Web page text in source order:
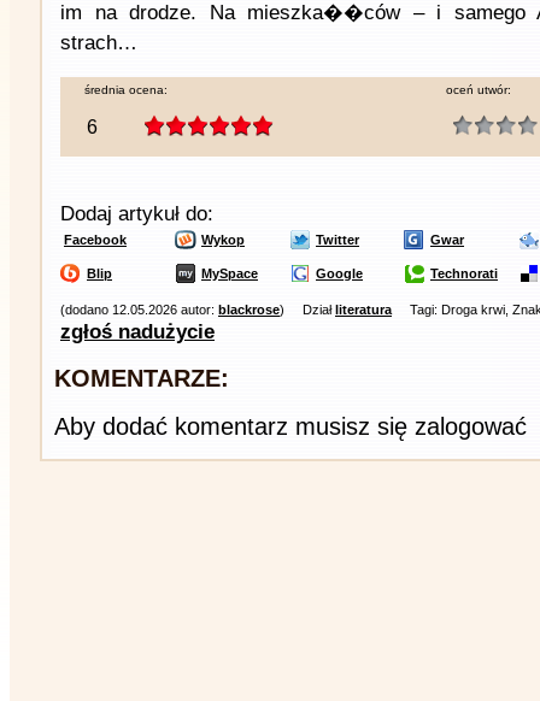
im na drodze. Na mieszka��ców – i samego
strach…
średnia ocena:
6
oceń utwór:
Dodaj artykuł do:
Facebook Wykop Twitter Gwar
Blip MySpace Google Technorati
(dodano 12.05.2026 autor: blackrose) Działliteratura Tagi: Droga krwi,
zgłoś nadużycie
KOMENTARZE:
Aby dodać komentarz musisz się zalogować